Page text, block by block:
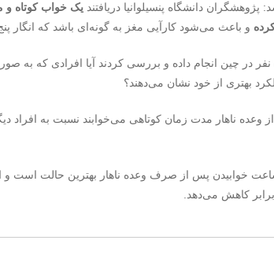
دانشگاه پنسیلوانیا دریافتند یک خواب کوتاه و
و باعث می‌شود کارآیی مغز به گونه‌ای باشد که انگار
این تیم، مطالعه ای بر روی نزدیک به ۳۰۰۰ نفر در چین انجام داده و بررسی کردند آیا
بهتری از خود نشان می‌دهند؟
ناهار مدت زمان کوتاهی می‌خوابند نسبت به افراد
خوابیدن پس از صرف وعده ناهار بهترین حالت است
کاهش می‌دهد.